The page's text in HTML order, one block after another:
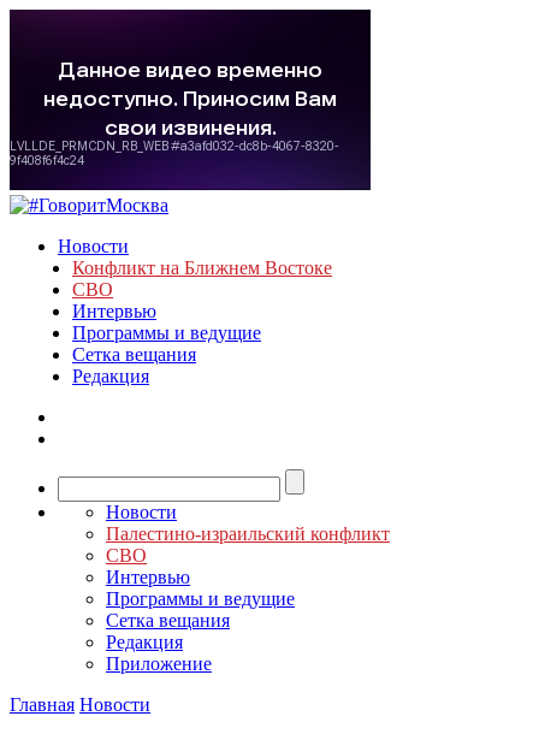
Новости
Конфликт на Ближнем Востоке
СВО
Интервью
Программы и ведущие
Сетка вещания
Редакция
Новости
Палестино-израильский конфликт
СВО
Интервью
Программы и ведущие
Сетка вещания
Редакция
Приложение
Главная Новости